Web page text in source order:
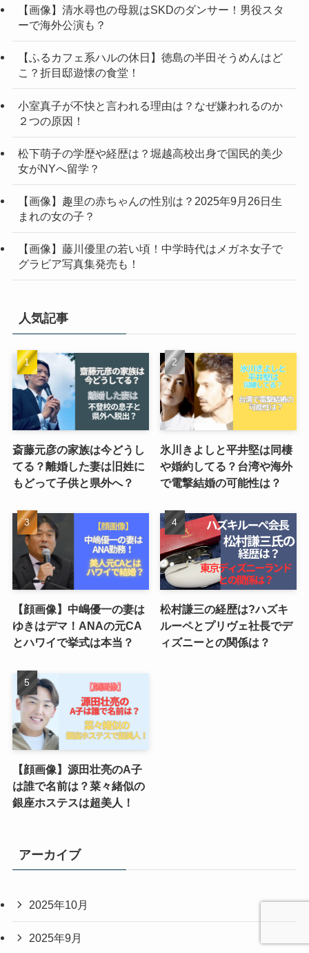
【画像】清水尋也の母親はSKDのダンサー！男役スタ
ーで海外公演も？
【ふるカフェ系ハルの休日】徳島の半田そうめんはど
こ？折目邸遊懐の食堂！
小室真子が不快と言われる理由は？なぜ嫌われるのか
２つの原因！
松下萌子の学歴や経歴は？堀越高校出身で国民的美少
女がNYへ留学？
【画像】趣里の赤ちゃんの性別は？2025年9月26日生
まれの女の子？
【画像】藤川優里の若い頃！中学時代はメガネ女子で
グラビア写真集発売も！
人気記事
斎藤元彦の家族は今どうし
てる？離婚した妻は旧姓に
もどって子供と県外へ？
氷川きよしと平井堅は同棲
や婚約してる？台湾や海外
で電撃結婚の可能性は？
【顔画像】中嶋優一の妻は
ゆきはデマ！ANAの元CA
とハワイで挙式は本当？
松村謙三の経歴は?ハズキ
ルーペとプリヴェ社長でデ
ィズニーとの関係は？
【顔画像】源田壮亮のA子
は誰で名前は？菜々緒似の
銀座ホステスは超美人！
アーカイブ
2025年10月
2025年9月